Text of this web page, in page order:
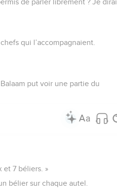
de parler librement ? Je dirai
qui l’accompagnaient.
put voir une partie du
et 7 béliers. »
bélier sur chaque autel.